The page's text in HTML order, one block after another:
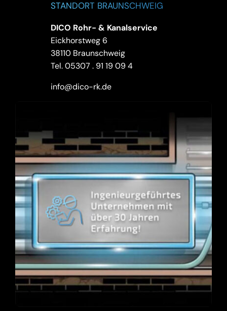
STANDORT BRAUNSCHWEIG
DICO Rohr- & Kanalservice
Eickhorstweg 6
38110 Braunschweig
Tel.05307 . 91 19 09 4
info@dico-rk.de